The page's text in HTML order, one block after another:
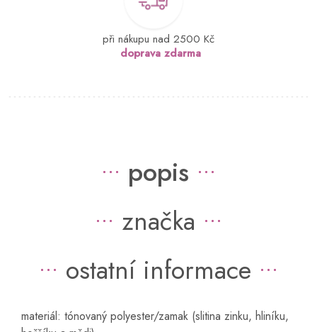
při nákupu nad 2500 Kč
doprava zdarma
popis
značka
ostatní informace
materiál: tónovaný polyester/zamak (slitina zinku, hliníku,